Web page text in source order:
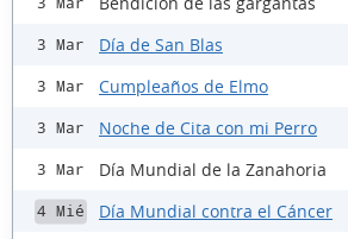
3 Mar Día de San Blas
3 Mar Cumpleaños de Elmo
3 Mar Noche de Cita con mi Perro
3 Mar Día Mundial de la Zanahoria
4 Mié Día Mundial contra el Cáncer